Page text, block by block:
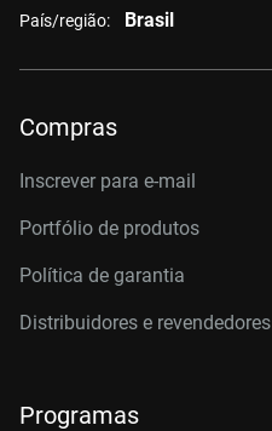
País/região: Brasil
Compras
Inscrever para e-mail
Portfólio de produtos
Política de garantia
Distribuidores e revendedores
Programas